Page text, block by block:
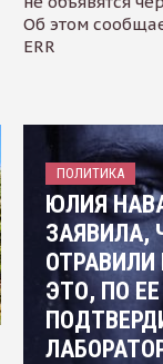
Об этом
ERR
ПОЛИТИКА
ЮЛИЯ
ЗАЯВИЛА,
ЭТО, ПО